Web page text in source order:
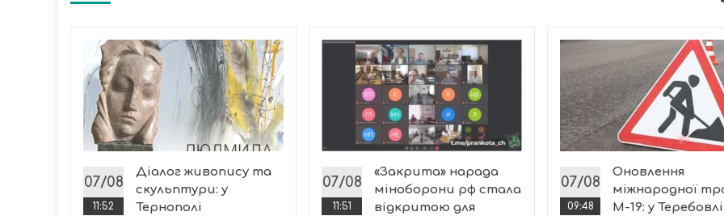
07/08
11:52
Діалог живопису та
скульптури: у
Тернополі
07/08
11:51
«Закрита» нарада
міноборони рф стала
відкритою для
07/08
09:48
Оновлення
міжнародної
М-19: у Теребовлі